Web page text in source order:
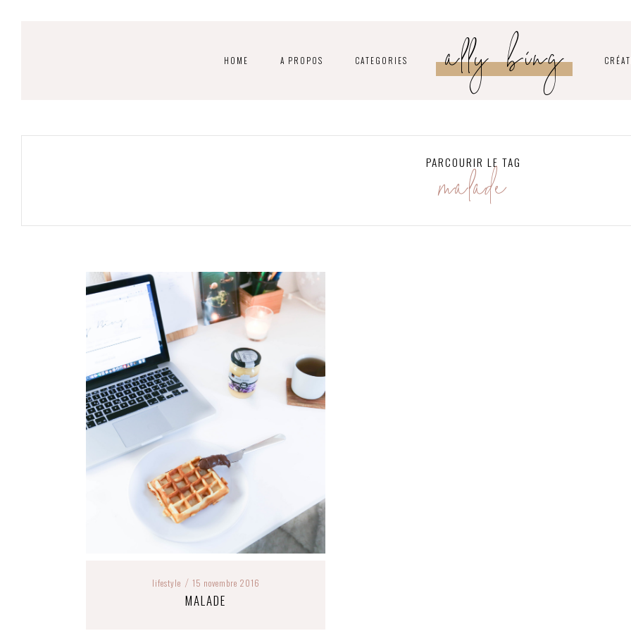
HOME A PROPOS CATEGORIES ally bing
PARCOURIR LE TAG
malade
lifestyle / 15 novembre 2016
MALADE